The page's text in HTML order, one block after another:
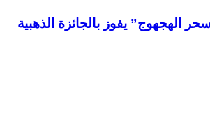
الهجهوج” يفوز بالجائزة الذهبية